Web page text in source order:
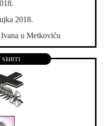
2018.
u Metkoviću
smrti